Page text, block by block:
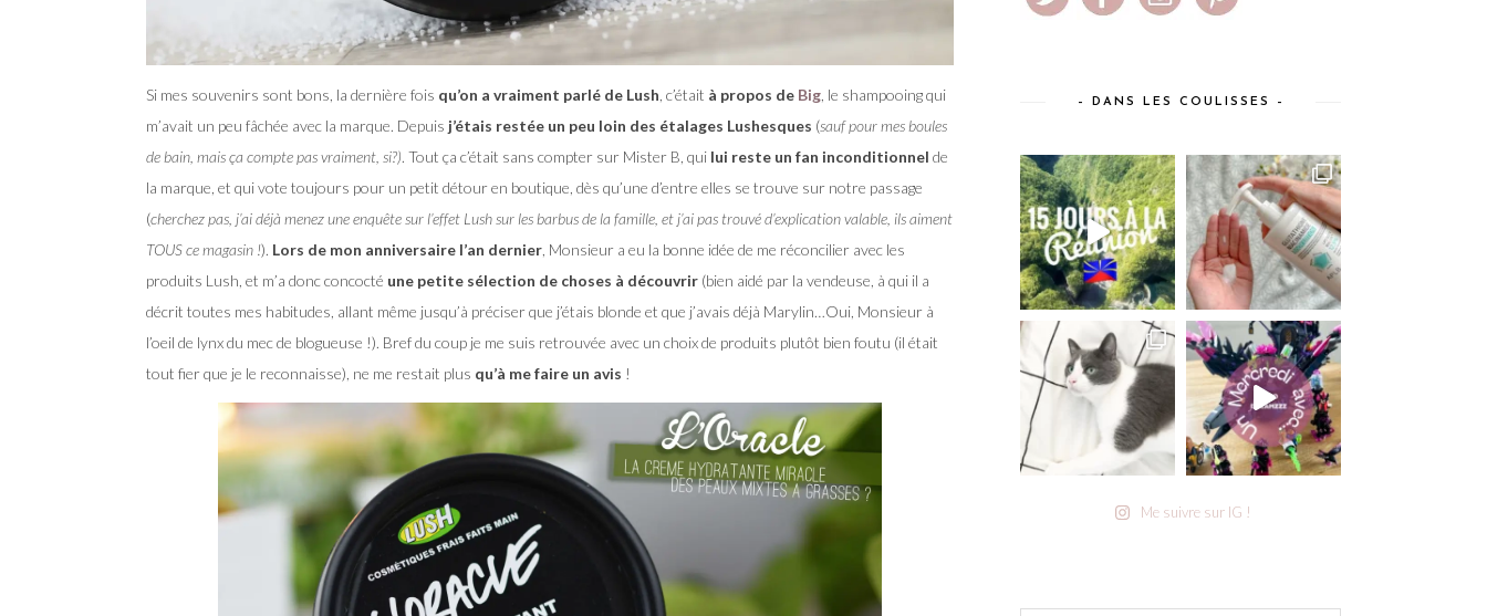
Si mes souvenirs sont bons, la dernière fois qu’on a vraiment parlé de Lush , c’était à propos de Big , le shampooing qui
m’avait un peu fâchée avec la marque. Depuis j’étais restée un peu loin des étalages Lushesques (sauf pour mes boules
de bain, mais ça compte pas vraiment, si?). Tout ça c’était sans compter sur Mister B, qui lui reste un fan inconditionnel de
la marque, et qui vote toujours pour un petit détour en boutique, dès qu’une d’entre elles se trouve sur notre passage
(cherchez pas, j’ai déjà menez une enquête sur l’effet Lush sur les barbus de la famille, et j’ai pas trouvé d’explication valable, ils aiment
TOUS ce magasin !). Lors de mon anniversaire l’an dernier , Monsieur a eu la bonne idée de me réconcilier avec les
produits Lush, et m’a donc concocté une petite sélection de choses à découvrir (bien aidé par la vendeuse, à qui il a
décrit toutes mes habitudes, allant même jusqu’à préciser que j’étais blonde et que j’avais déjà Marylin…Oui, Monsieur à
l’oeil de lynx du mec de blogueuse !). Bref du coup je me suis retrouvée avec un choix de produits plutôt bien foutu (il était
tout fier que je le reconnaisse), ne me restait plus qu’à me faire un avis !
– DANS LES COULISSES –
Me suivre sur IG !